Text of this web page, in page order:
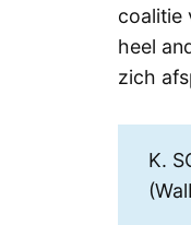
coalitie
heel
zich
K.